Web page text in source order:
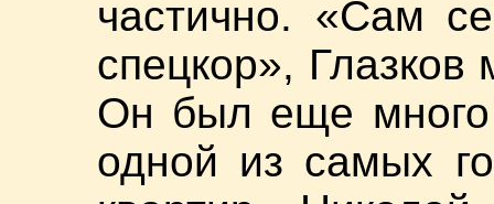
частично. «Сам
спецкор», Глазков
Он был еще
одной из самых